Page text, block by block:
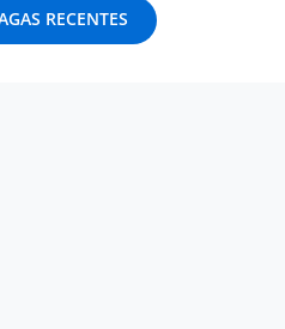
RECENTES